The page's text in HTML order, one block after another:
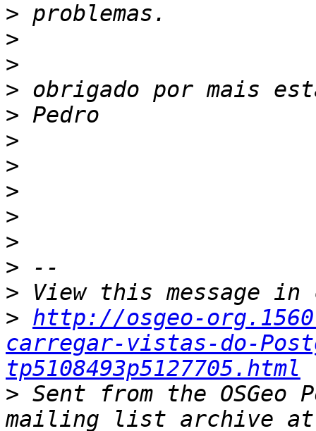
>
>
>
>
>
>
>
>
>
>
>
>
> http://osgeo-
carregar-vistas-do-
tp5108493p5127705.html
> Sent from the OSGeo